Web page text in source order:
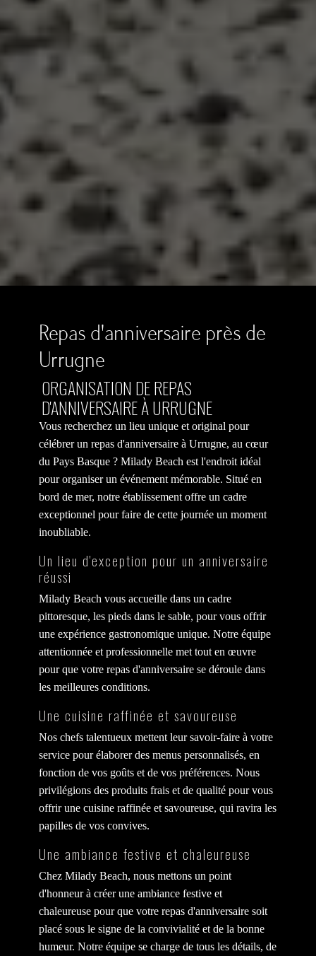
Repas d'anniversaire près de
Urrugne
ORGANISATION DE REPAS
D'ANNIVERSAIRE À URRUGNE
Vous recherchez un lieu unique et original pour
célébrer un repas d'anniversaire à Urrugne, au cœur
du Pays Basque ? Milady Beach est l'endroit idéal
pour organiser un événement mémorable. Situé en
bord de mer, notre établissement offre un cadre
exceptionnel pour faire de cette journée un moment
inoubliable.
Un lieu d'exception pour un anniversaire
réussi
Milady Beach vous accueille dans un cadre
pittoresque, les pieds dans le sable, pour vous offrir
une expérience gastronomique unique. Notre équipe
attentionnée et professionnelle met tout en œuvre
pour que votre repas d'anniversaire se déroule dans
les meilleures conditions.
Une cuisine raffinée et savoureuse
Nos chefs talentueux mettent leur savoir-faire à votre
service pour élaborer des menus personnalisés, en
fonction de vos goûts et de vos préférences. Nous
privilégions des produits frais et de qualité pour vous
offrir une cuisine raffinée et savoureuse, qui ravira les
papilles de vos convives.
Une ambiance festive et chaleureuse
Chez Milady Beach, nous mettons un point
d'honneur à créer une ambiance festive et
chaleureuse pour que votre repas d'anniversaire soit
placé sous le signe de la convivialité et de la bonne
humeur. Notre équipe se charge de tous les détails, de